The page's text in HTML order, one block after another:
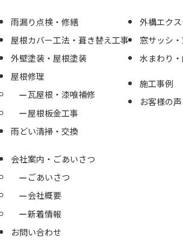
雨漏り点検・修繕
屋根カバー工法・葺き替え工事
外壁塗装・屋根塗装
屋根修理
瓦屋根・漆喰補修
屋根板金工事
雨どい清掃・交換
外構エク
窓サッシ
水まわり
施工事例
お客様の声
会社案内・ごあいさつ
ごあいさつ
会社概要
新着情報
お問い合わせ